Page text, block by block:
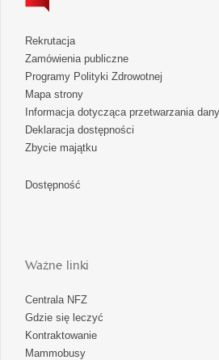
Rekrutacja
Zamówienia publiczne
Programy Polityki Zdrowotnej
Mapa strony
Informacja dotycząca przetwarzania
Deklaracja dostępności
Zbycie majątku
Dostępność
Ważne linki
Centrala NFZ
Gdzie się leczyć
Kontraktowanie
Mammobusy